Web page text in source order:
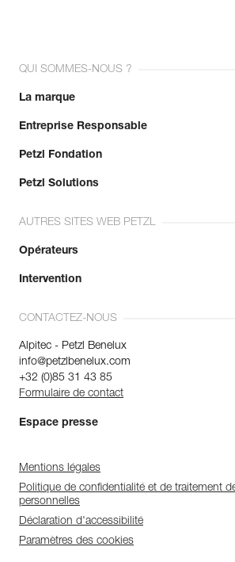
QUI SOMMES-NOUS ?
La marque
Entreprise Responsable
Petzl Fondation
Petzl Solutions
AUTRES SITES WEB PETZL
Opérateurs
Intervention
CONTACTEZ-NOUS
Alpitec - Petzl Benelux
info@petzlbenelux.com
+32 (0)85 31 43 85
Formulaire de contact
Espace presse
Mentions légales
Politique de confidentialité et de traitement
personnelles
Déclaration d'accessibilité
Paramètres des cookies